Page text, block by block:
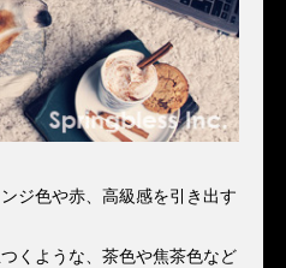
ジ色や赤、高級感を引き出す
くような、茶色や焦茶色など